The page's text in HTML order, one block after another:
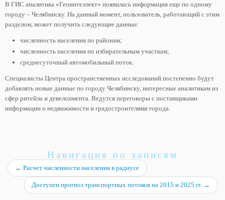
В ГИС аналитика «Геоинтеллект» появилась информация еще по одному
городу – Челябинску. На данный момент, пользователь, работающий с этим
разделом, может получить следующие данные:
численность населения по районам;
численность населения по избирательным участкам;
среднесуточный автомобильный поток.
Специалисты Центра пространственных исследований постепенно будут
добавлять новые данные по городу Челябинску, интересные аналитикам из
сфер ритейла и девелопмента. Ведутся переговоры с поставщиками
информации о недвижимости и градостроителями города.
Навигация по записям
← Расчет численности населения в радиусе
Доступен прогноз транспортных потоков на 2015 и 2025 гг. →